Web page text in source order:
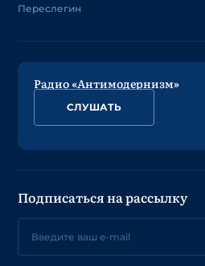
Переслегин
Радио «Антимодернизм»
СЛУШАТЬ
Подписаться на рассылку